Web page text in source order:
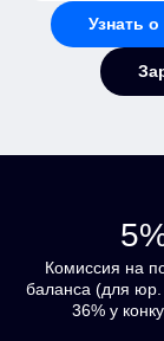
Узнать
Комиссия на
баланса (для юр.
36% у